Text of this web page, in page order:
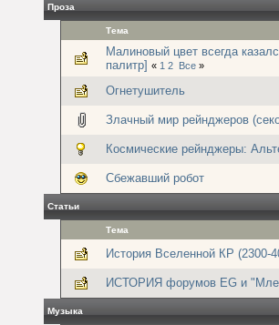
Проза
Тема
Малиновый цвет всегда
палитр] « 1 2 Все »
Огнетушитель
Злачный мир рейнджеров
Космические рейнджеры:
Сбежавший робот
Статьи
Тема
История Вселенной КР (2300-
ИСТОРИЯ форумов EG и
Музыка